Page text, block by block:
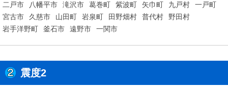
二戸市 八幡平市 滝沢市 葛巻町 紫波町 矢巾町 九戸村
一戸町
宮古市
久慈市 山田町 岩泉町 田野畑村 普代村
野田村
岩手洋野町
釜石市 遠野市 一関市
震度2